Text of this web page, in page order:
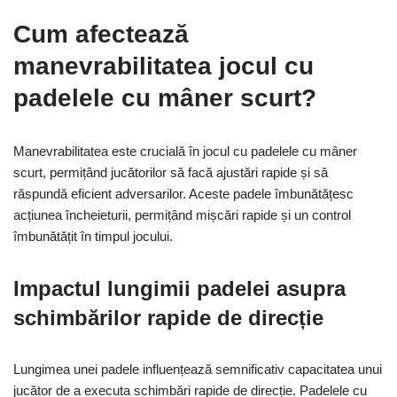
Cum afectează
manevrabilitatea jocul cu
padelele cu mâner scurt?
Manevrabilitatea este crucială în jocul cu padelele cu mâner
scurt, permițând jucătorilor să facă ajustări rapide și să
răspundă eficient adversarilor. Aceste padele îmbunătățesc
acțiunea încheieturii, permițând mișcări rapide și un control
îmbunătățit în timpul jocului.
Impactul lungimii padelei asupra
schimbărilor rapide de direcție
Lungimea unei padele influențează semnificativ capacitatea unui
jucător de a executa schimbări rapide de direcție. Padelele cu